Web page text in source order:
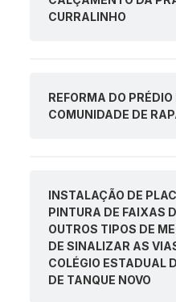
CURRALINHO
REFORMA DO
COMUNIDADE DE
INSTALAÇÃO DE
PINTURA DE FAIXAS
OUTROS TIPOS DE
DE SINALIZAR AS
COLÉGIO ESTADUAL
DE TANQUE NOVO